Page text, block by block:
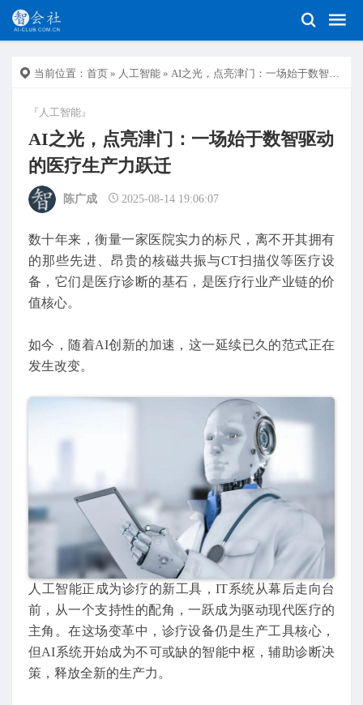
当前位置： 首页 » 人工智能 » AI之光，点亮津门：一场始于数智驱动的医疗生产力跃迁
『人工智能』
AI之光，点亮津门：一场始于数智驱动
的医疗生产力跃迁
陈广成 2025-08-14 19:06:07
数十年来，衡量一家医院实力的标尺，离不开其拥有
的那些先进、昂贵的核磁共振与CT扫描仪等医疗设
备，它们是医疗诊断的基石，是医疗行业产业链的价
值核心。
如今，随着AI创新的加速，这一延续已久的范式正在
发生改变。
人工智能正成为诊疗的新工具，IT系统从幕后走向台
前，从一个支持性的配角，一跃成为驱动现代医疗的
主角。在这场变革中，诊疗设备仍是生产工具核心，
但AI系统开始成为不可或缺的智能中枢，辅助诊断决
策，释放全新的生产力。